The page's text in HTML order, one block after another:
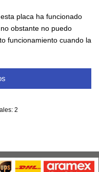
placa ha funcionado
obstante no puedo
funcionamiento cuando la
2